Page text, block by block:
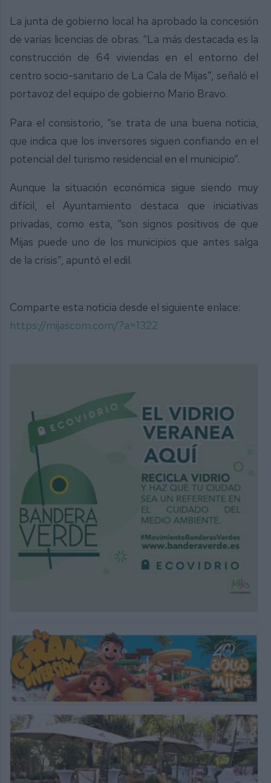
La junta de gobierno local ha aprobado la concesión
de varias licencias de obras. “La más destacada es la
construcción de 64 viviendas en el entorno del
centro socio-sanitario de La Cala de Mijas”, señaló el
portavoz del equipo de gobierno Mario Bravo.
Para el consistorio, “se trata de una buena noticia,
que indica que los inversores siguen confiando en el
potencial del turismo residencial en el municipio”.
Aunque la situación económica sigue siendo muy
difícil, el Ayuntamiento destaca que iniciativas
privadas, como esta, “son signos positivos de que
Mijas puede uno de los municipios que antes salga
de la crisis”, apuntó el edil.
Comparte esta noticia desde el siguiente enlace:
https://mijascom.com/?a=1322